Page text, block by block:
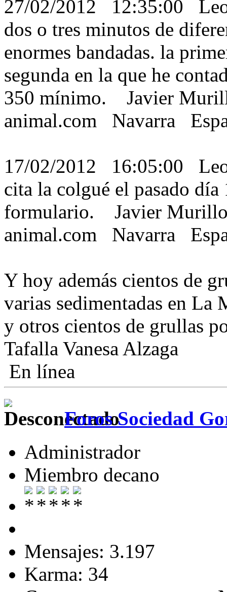
27/02/2012 12:35:00
dos o tres minutos de
enormes bandadas. la
segunda en la que he
350 mínimo. Javier
animal.com
17/02/2012 16:05:00
cita la colgué el pasado
formulario. Javier
animal.com Navarra
Y hoy además cientos de
varias sedimentadas en
y otros cientos de grullas
Tafalla Vanesa Alzaga
En línea
Foros Sociedad
Administrador
Miembro decano
Mensajes: 3.197
Karma: 34